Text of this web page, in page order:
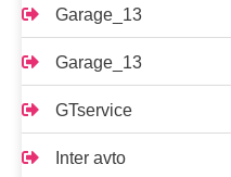
Garage_13
Garage_13
GTservice
Inter avto